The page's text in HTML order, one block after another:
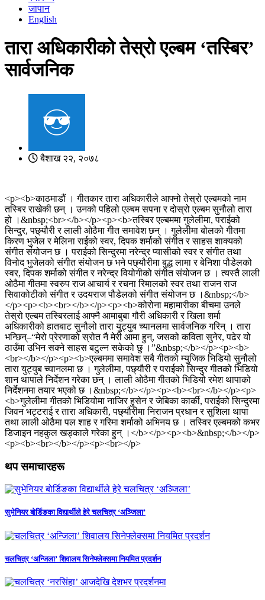
जापान
English
तारा अधिकारीको तेस्रो एल्बम ‘तस्बिर’
सार्वजनिक
बैशाख २२, २०७८
<p><b>काठमाडौं । गीतकार तारा अधिकारीले आफ्नो तेस्रो एल्बमको नाम
तस्बिर राखेकी छन् । उनको पहिलो एल्बम सपना र दोस्रो एल्बम सुनौलो तारा
हो ।&nbsp;<br></b></p><p><b>तस्बिर एल्बममा गुलेलीमा, पराईको
सिन्दुर, पछ्यौरी र लाली ओठैमा गीत समावेश छन् । गुलेलीमा बोलको गीतमा
किरण भुजेल र मेलिना राईको स्वर, दिपक शर्माको संगीत र साहस शाक्यको
संगीत संयोजन छ । पराईको सिन्दुरमा नरेन्द्र प्यासीको स्वर र संगीत तथा
विनोद भुजेलको संगीत संयोजन छ भने पछ्यौरीमा बुद्ध लामा र बेनिशा पौडेलको
स्वर, दिपक शर्माको संगीत र नरेन्द्र वियोगीको संगीत संयोजन छ । त्यस्तै लाली
ओठैमा गीतमा स्वरुप राज आचार्य र रचना रिमालको स्वर तथा राजन राज
सिवाकोटीको संगीत र उदयराज पौडेलको संगीत संयोजन छ ।&nbsp;</b>
</p><p><b><br></b></p><p><b>कोरोना महामारीका बीचमा उनले
तेस्रो एल्बम तस्बिरलाई आफ्नै आमाबुबा गौरी अधिकारी र खिला शर्मा
अधिकारीको हातबाट सुनौलो तारा युट्युब च्यानलमा सार्वजनिक गरिन् । तारा
भन्छिन्–“मेरो प्रेरणाको स्रोत नै मेरी आमा हुन्, जसको कविता सुनेर, पढेर यो
ठाउँमा उभिन सक्ने साहस बटुल्न सकेको छु ।”&nbsp;</b></p><p><b>
<br></b></p><p><b>एल्बममा समावेश सबै गीतको म्युजिक भिडियो सुनौलो
तारा युट्युब च्यानलमा छ । गुलेलीमा, पछ्यौरी र पराईको सिन्दुर गीतको भिडियो
शान थापाले निर्देशन गरेका छन् । लाली ओठैमा गीतको भिडियो रमेश थापाको
निर्देशनमा तयार भएको छ ।&nbsp;</b></p><p><b><br></b></p><p>
<b>गुलेलीमा गीतको भिडियोमा नाजिर हुसेन र जेबिका कार्की, पराईको सिन्दुरमा
जिवन भट्टराई र तारा अधिकारी, पछ्यौरीमा निराजन प्रधान र सुशिला थापा
तथा लाली ओठैमा पल शाह र गरिमा शर्माको अभिनय छ । तस्विर एल्बमको कभर
डिजाइन नहकुल खड्काले गरेका हुन् ।</b></p><p><b>&nbsp;</b></p>
<p><b><br></b></p><p><br></p>
थप समाचारहरू
सुभेनियर बोर्डिङका विद्यार्थीले हेरे चलचित्र ‘अञ्जिला’
चलचित्र ‘अन्जिला’ शिवालय सिनेफ्लेक्समा नियमित प्रदर्शन